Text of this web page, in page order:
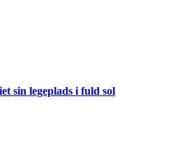
sin legeplads i fuld sol